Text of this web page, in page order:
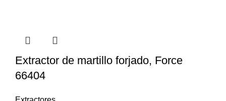
Extractor de martillo forjado, Force
66404